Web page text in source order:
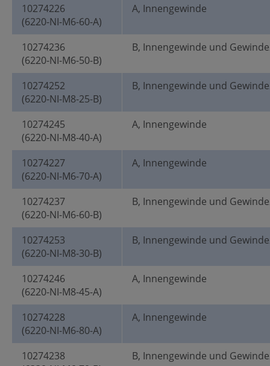
10274226
(6220-NI-M6-60-A)
A, Innengewinde
10274236
(6220-NI-M6-50-B)
B, Innengewinde und
10274252
(6220-NI-M8-25-B)
B, Innengewinde und
10274245
(6220-NI-M8-40-A)
A, Innengewinde
10274227
(6220-NI-M6-70-A)
A, Innengewinde
10274237
(6220-NI-M6-60-B)
B, Innengewinde und
10274253
(6220-NI-M8-30-B)
B, Innengewinde und
10274246
(6220-NI-M8-45-A)
A, Innengewinde
10274228
(6220-NI-M6-80-A)
A, Innengewinde
10274238
B, Innengewinde und